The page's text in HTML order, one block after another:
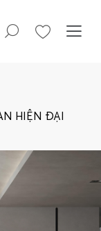
HIỆN ĐẠI